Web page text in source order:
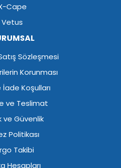
Cape
Vetus
Sözleşmesi
Korunması
Koşulları
ve Teslimat
ve Güvenlik
Politikası
Takibi
Hesapları